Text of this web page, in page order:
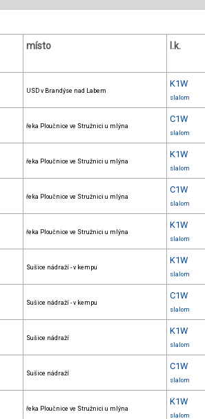
místo l.k.
USD v Brandýse nad Labem
K1W
slalom
řeka Ploučnice ve Stružnici u mlýna
C1W
slalom
řeka Ploučnice ve Stružnici u mlýna
K1W
slalom
řeka Ploučnice ve Stružnici u mlýna
C1W
slalom
řeka Ploučnice ve Stružnici u mlýna
K1W
slalom
Sušice nádraží - v kempu
K1W
slalom
Sušice nádraží - v kempu
C1W
slalom
Sušice nádraží
K1W
slalom
Sušice nádraží
C1W
slalom
řeka Ploučnice ve Stružnici u mlýna
K1W
slalom